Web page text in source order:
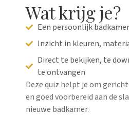
Wat krijg je?
Een persoonlijk
Inzicht in kleuren,
Direct te bekijken, te
te ontvangen
Deze quiz helpt je om
en goed voorbereid aan de
nieuwe badkamer.